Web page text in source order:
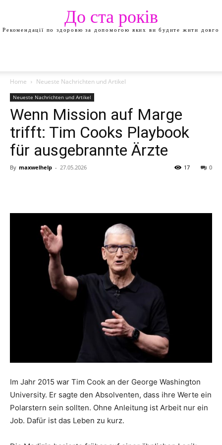
До ста років
Рекомендації по здоровю за допомогою яких ви будите жити довго
Home Neueste Nachrichten und Artikel
Neueste Nachrichten und Artikel
Wenn Mission auf Marge
trifft: Tim Cooks Playbook
für ausgebrannte Ärzte
By maxwelhelp - 27.05.2026 0
17
Im Jahr 2015 war Tim Cook an der George Washington
University. Er sagte den Absolventen, dass ihre Werte ein
Polarstern sein sollten. Ohne Anleitung ist Arbeit nur ein
Job. Dafür ist das Leben zu kurz.